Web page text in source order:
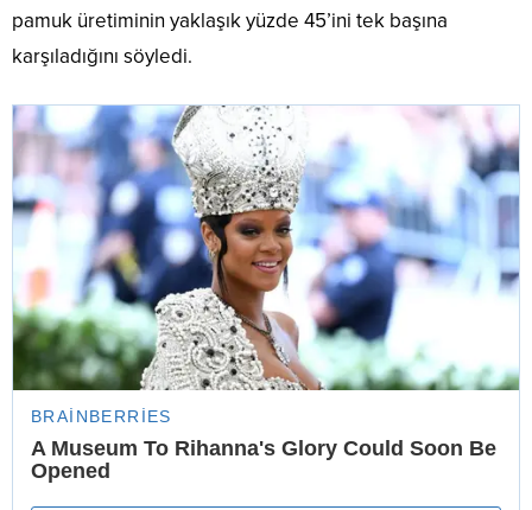
pamuk üretiminin yaklaşık yüzde 45’ini tek başına
karşıladığını söyledi.